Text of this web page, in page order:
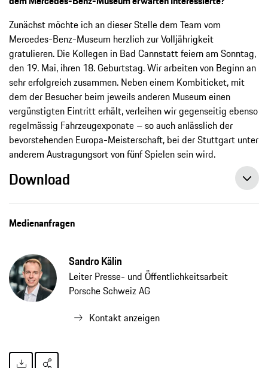
Zunächst möchte ich an dieser Stelle dem Team vom
Mercedes-Benz-Museum herzlich zur Volljährigkeit
gratulieren. Die Kollegen in Bad Cannstatt feiern am Sonntag,
den 19. Mai, ihren 18. Geburtstag. Wir arbeiten von Beginn an
sehr erfolgreich zusammen. Neben einem Kombiticket, mit
dem der Besucher beim jeweils anderen Museum einen
vergünstigten Eintritt erhält, verleihen wir gegenseitig ebenso
regelmässig Fahrzeugexponate – so auch anlässlich der
bevorstehenden Europa-Meisterschaft, bei der Stuttgart unter
anderem Austragungsort von fünf Spielen sein wird.
Download
Medienanfragen
Sandro Kälin
Leiter Presse- und Öffentlichkeitsarbeit
Porsche Schweiz AG
Kontakt anzeigen